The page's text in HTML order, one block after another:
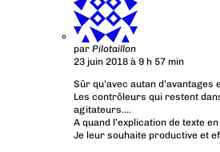
par Pilotaillon
23 juin 2018 à 9 h 57 min
Sûr qu’avec autan
Les contrôleurs qui restent
agitateurs….
A quand l’explication de texte
Je leur souhaite productive et